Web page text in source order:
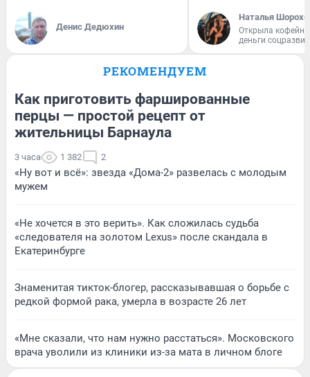
Денис Дедюхин
Наталья
Открыла
деньги
РЕКОМЕНДУЕМ
Как приготовить фаршированные
перцы — простой рецепт от
жительницы Барнаула
3 часа 1 382 2
«Ну вот и всё»: звезда «Дома-2» развелась с молодым
мужем
«Не хочется в это верить». Как сложилась судьба
«следователя на золотом Lexus» после скандала в
Екатеринбурге
Знаменитая тикток-блогер, рассказывавшая о борьбе с
редкой формой рака, умерла в возрасте 26 лет
«Мне сказали, что нам нужно расстаться». Московского
врача уволили из клиники из-за мата в личном блоге